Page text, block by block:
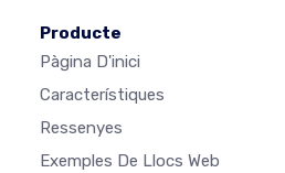
Producte
Pàgina D'inici
Característiques
Ressenyes
Exemples De Llocs Web